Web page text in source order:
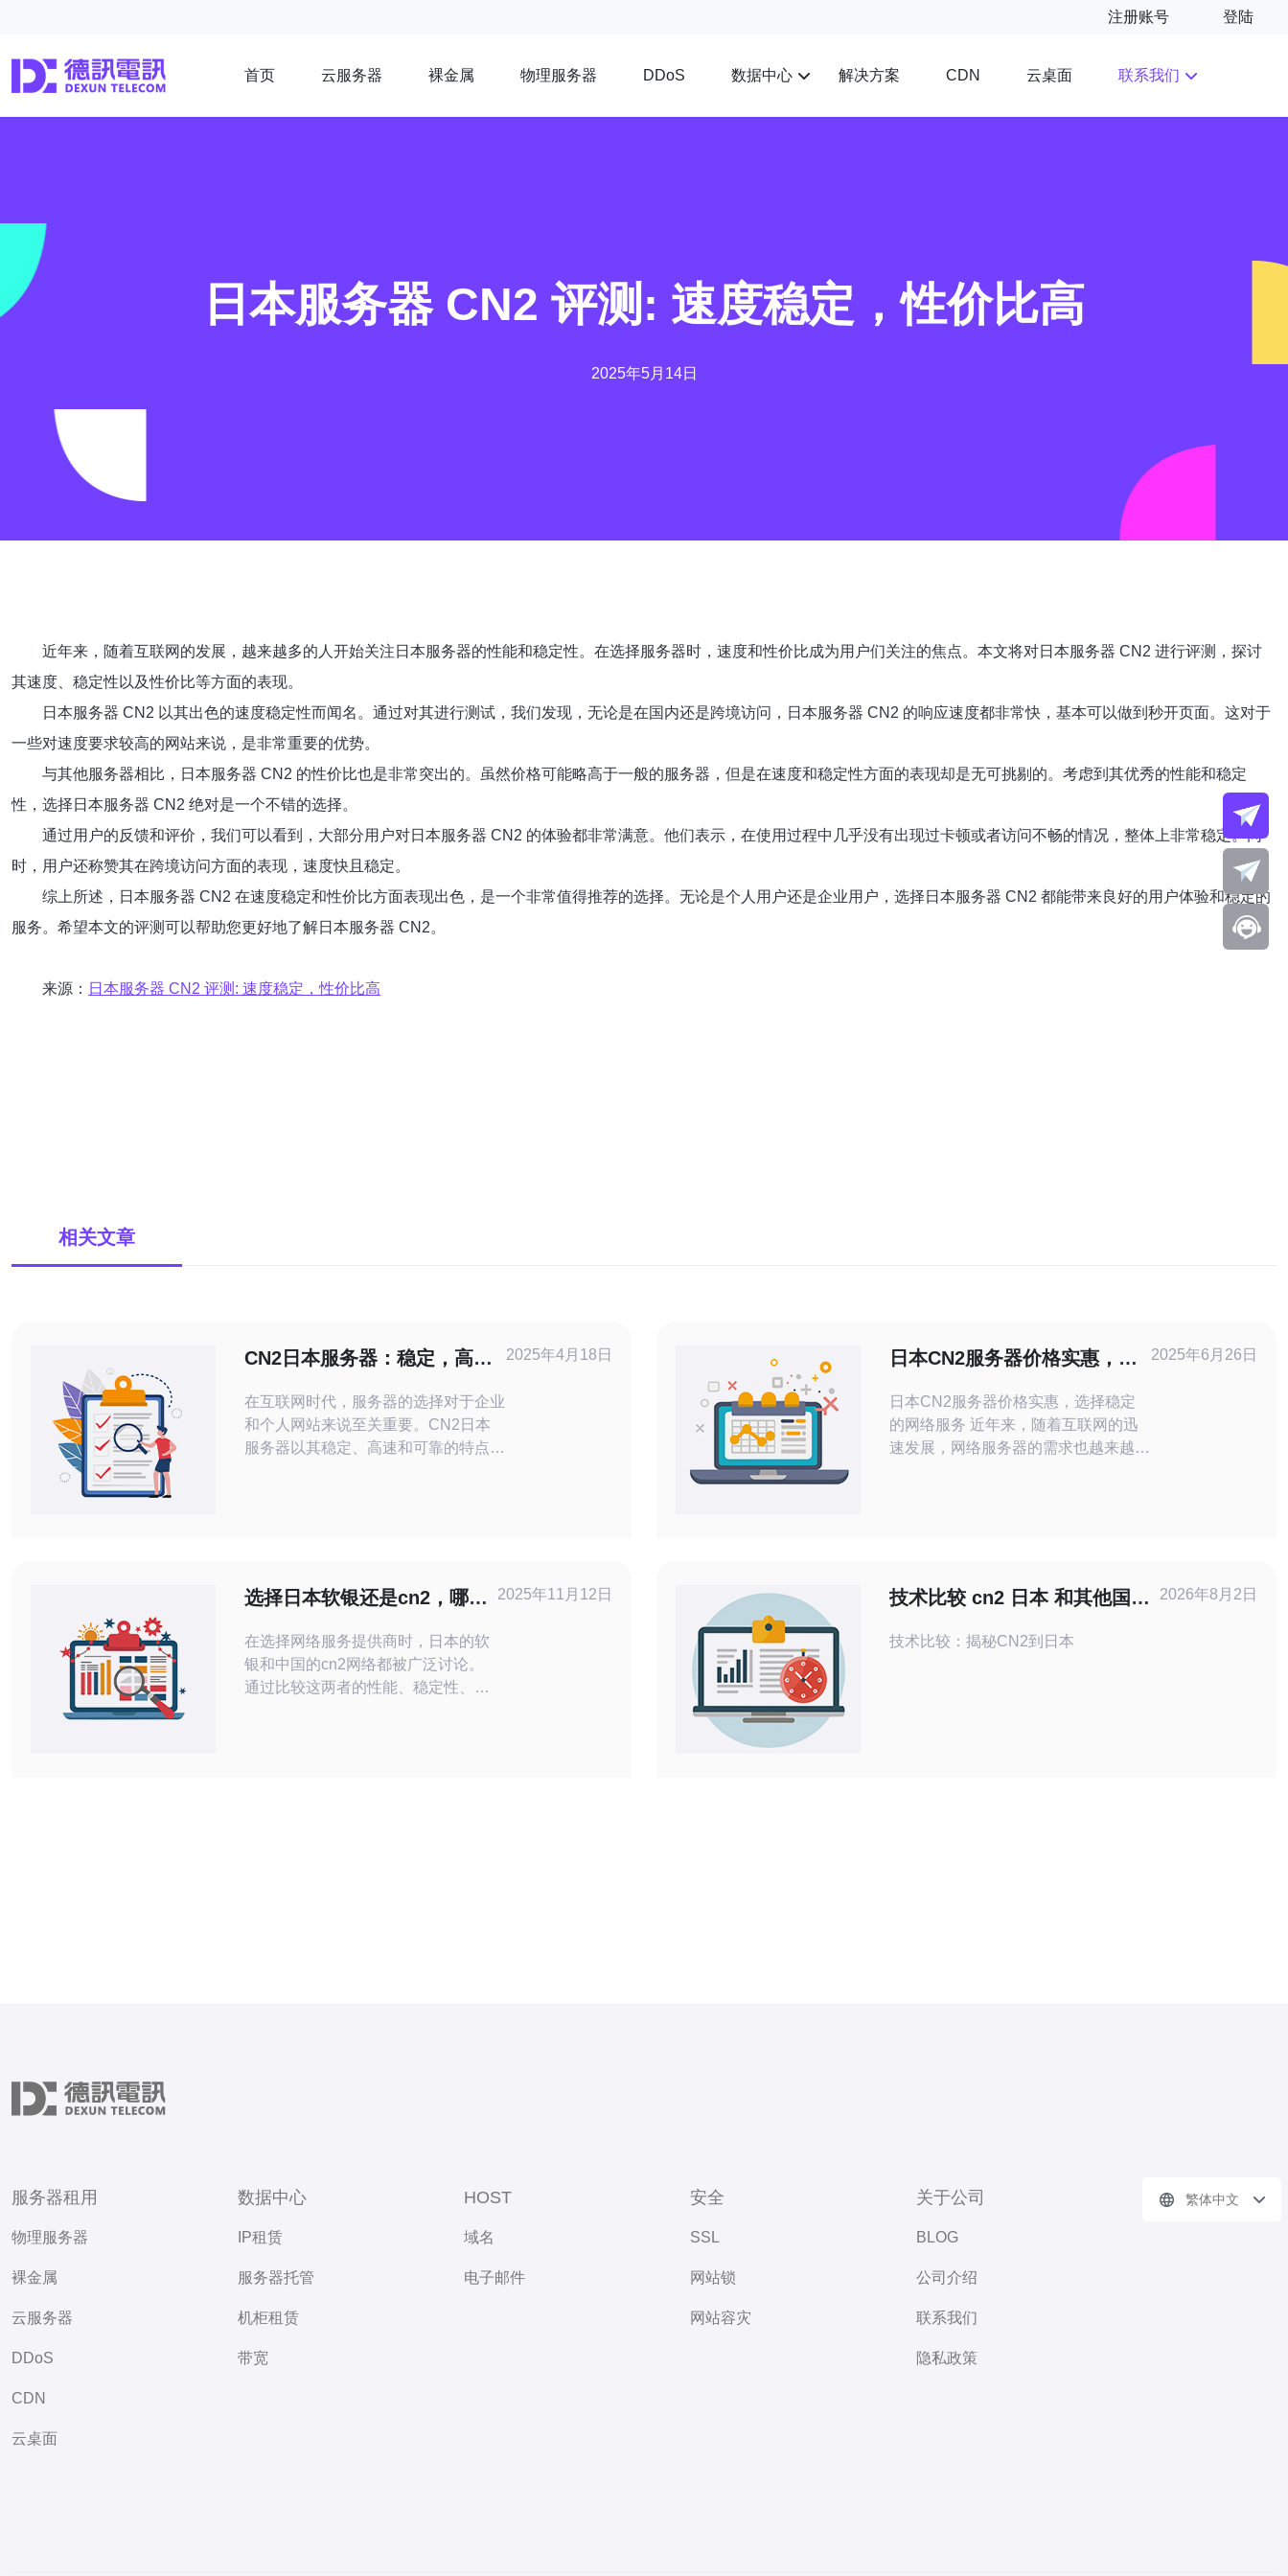
注册账号 登陆
首页 云服务器 裸金属 物理服务器 DDoS 数据中心 解决方案 CDN 云桌面 联系我们
日本服务器 CN2 评测: 速度稳定，性价比高
2025年5月14日
近年来，随着互联网的发展，越来越多的人开始关注日本服务器的性能和稳定性。在选择服务器时，速度和性价比成为用户们关注的焦点。本文将对日本服务器 CN2 进行评测，探讨
其速度、稳定性以及性价比等方面的表现。
日本服务器 CN2 以其出色的速度稳定性而闻名。通过对其进行测试，我们发现，无论是在国内还是跨境访问，日本服务器 CN2 的响应速度都非常快，基本可以做到秒开页面。这对于
一些对速度要求较高的网站来说，是非常重要的优势。
与其他服务器相比，日本服务器 CN2 的性价比也是非常突出的。虽然价格可能略高于一般的服务器，但是在速度和稳定性方面的表现却是无可挑剔的。考虑到其优秀的性能和稳定
性，选择日本服务器 CN2 绝对是一个不错的选择。
通过用户的反馈和评价，我们可以看到，大部分用户对日本服务器 CN2 的体验都非常满意。他们表示，在使用过程中几乎没有出现过卡顿或者访问不畅的情况，整体上非常稳定。同
时，用户还称赞其在跨境访问方面的表现，速度快且稳定。
综上所述，日本服务器 CN2 在速度稳定和性价比方面表现出色，是一个非常值得推荐的选择。无论是个人用户还是企业用户，选择日本服务器 CN2 都能带来良好的用户体验和稳定的
服务。希望本文的评测可以帮助您更好地了解日本服务器 CN2。
来源： 日本服务器 CN2 评测: 速度稳定，性价比高
相关文章
CN2日本服务器：稳定，高
在互联网时代，服务器的选择对于企业
和个人网站来说至关重要。CN2日本
服务器以其稳定、高速和可靠的特点成
本服务器通过该线路连接中国和日本，
用户可以在保证稳定性的同时，享受高
2025年4月18日
日本CN2服务器价格实惠，选
日本CN2服务器价格实惠，选择稳定
的网络服务 近年来，随着互联网的迅
速发展，网络服务器的需求也越来越
定，适合中小型企业使用。 在选择服
务器时，稳定性是一个非
2025年6月26日
选择日本软银还是cn2，哪种
在选择网络服务提供商时，日本的软
银和中国的cn2网络都被广泛讨论。
通过比较这两者的性能、稳定性、价
2025年11月12日
技术比较 cn2 日本 和其他国际
技术比较：揭秘CN2到日本
2026年8月2日
服务器租用
物理服务器
裸金属
云服务器
DDoS
CDN
云桌面
数据中心
IP租赁
服务器托管
机柜租赁
带宽
HOST
域名
电子邮件
安全
SSL
网站锁
网站容灾
关于公司
BLOG
公司介绍
联系我们
隐私政策
繁体中文